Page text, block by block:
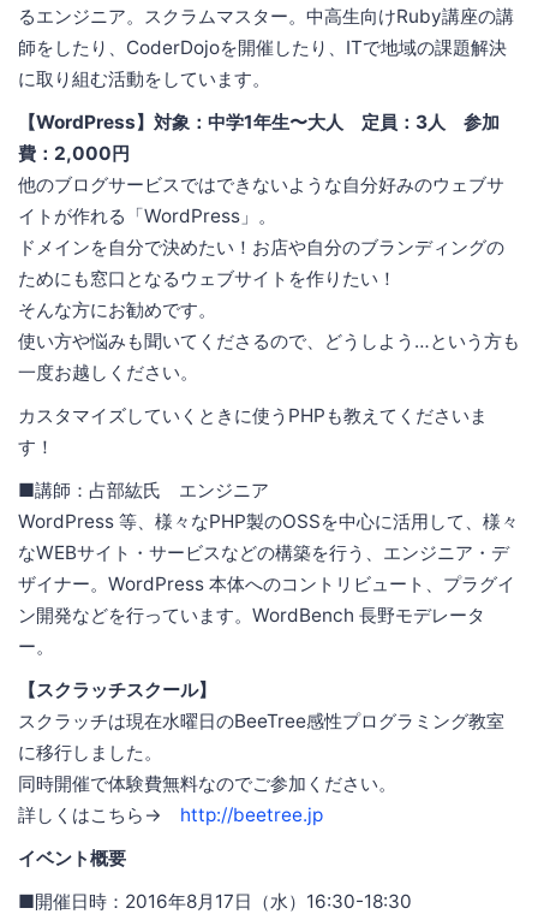
るエンジニア。スクラムマスター。中高生向けRuby講座の講
師をしたり、CoderDojoを開催したり、ITで地域の課題解決
に取り組む活動をしています。
【WordPress】対象：中学1年生〜大人 定員：3人 参加
費：2,000円
他のブログサービスではできないような自分好みのウェブサ
イトが作れる「WordPress」。
ドメインを自分で決めたい！お店や自分のブランディングの
ためにも窓口となるウェブサイトを作りたい！
そんな方にお勧めです。
使い方や悩みも聞いてくださるので、どうしよう…という方も
一度お越しください。
カスタマイズしていくときに使うPHPも教えてくださいま
す！
■講師：占部紘氏 エンジニア
WordPress 等、様々なPHP製のOSSを中心に活用して、様々
なWEBサイト・サービスなどの構築を行う、エンジニア・デ
ザイナー。WordPress 本体へのコントリビュート、プラグイ
ン開発などを行っています。WordBench 長野モデレータ
ー。
【スクラッチスクール】
スクラッチは現在水曜日のBeeTree感性プログラミング教室
に移行しました。
同時開催で体験費無料なのでご参加ください。
詳しくはこちら→ http://beetree.jp
イベント概要
■開催日時：2016年8月17日（水）16:30-18:30